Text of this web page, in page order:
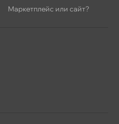
Маркетплейс или сайт?